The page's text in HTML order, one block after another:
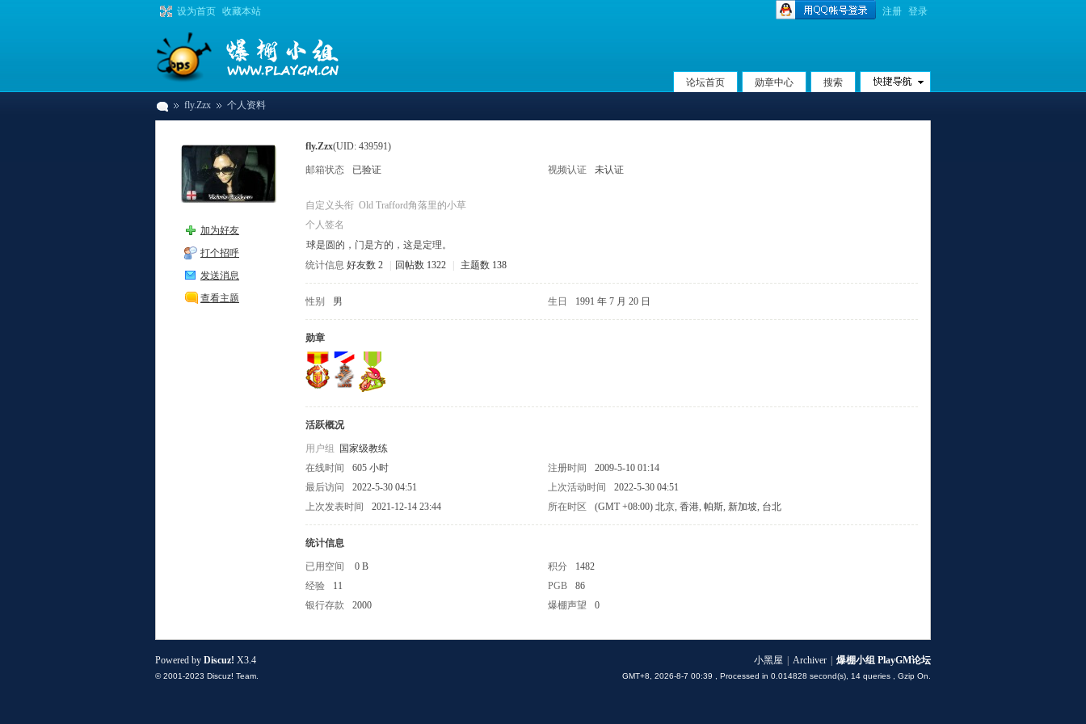
设为首页 收藏本站 注册 登录
论坛首页 勋章中心 搜索
组
fly.Zzx
›
个人资料
加为好友
打个招呼
发送消息
查看主题
fly.Zzx(UID: 439591)
邮箱状态 已验证 视频认证 未认证
自定义头衔 Old Trafford角落里的小草
个人签名
球是圆的，门是方的，这是定理。
统计信息 好友数 2 回帖数 1322 主题数 138
性别 男 生日 1991 年 7 月 20 日
勋章
活跃概况
用户组
国家级教练
在线时间
605 小时 注册时间
2009-5-10 01:14
最后访问
2022-5-30 04:51 上次活动时间
2022-5-30 04:51
上次发表时间
2021-12-14 23:44 所在时区 (GMT +08:00) 北京, 香港, 帕斯, 新加坡, 台北
统计信息
已用空间 0 B 积分
1482
经验
11 PGB
86
银行存款
2000 爆棚声望 0
小黑屋 Archiver 爆棚小组 PlayGM论坛
GMT+8, 2026-8-7 00:39 , Processed in 0.014828 second(s), 14 queries , Gzip On.
Powered by Discuz! X3.4
© 2001-2023 Discuz! Team